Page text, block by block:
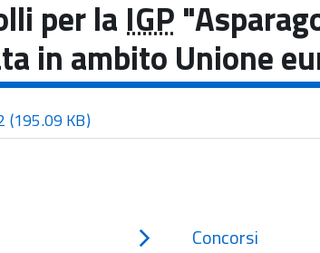
per la IGP
in ambito Unione
(195.09 KB)
Concorsi